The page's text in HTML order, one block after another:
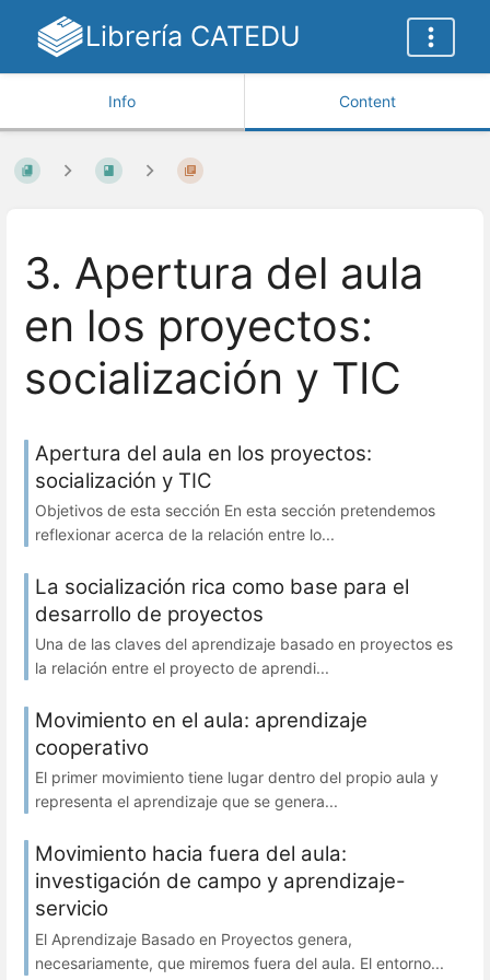
Librería CATEDU
Info Content
3. Apertura del aula
en los proyectos:
socialización y TIC
Apertura del aula en los proyectos:
socialización y TIC
Objetivos de esta sección En esta sección pretendemos
reflexionar acerca de la relación entre lo...
La socialización rica como base para el
desarrollo de proyectos
Una de las claves del aprendizaje basado en proyectos es
la relación entre el proyecto de aprendi...
Movimiento en el aula: aprendizaje
cooperativo
El primer movimiento tiene lugar dentro del propio aula y
representa el aprendizaje que se genera...
Movimiento hacia fuera del aula:
investigación de campo y aprendizaje-
servicio
El Aprendizaje Basado en Proyectos genera,
necesariamente, que miremos fuera del aula. El entorno...